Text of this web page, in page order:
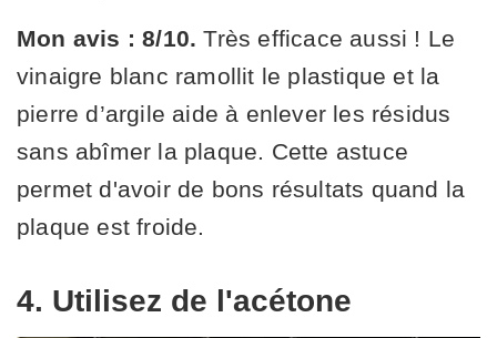
Mon avis : 8/10. Très efficace aussi ! Le
vinaigre blanc ramollit le plastique et la
pierre d’argile aide à enlever les résidus
sans abîmer la plaque. Cette astuce
permet d'avoir de bons résultats quand la
plaque est froide.
4. Utilisez de l'acétone